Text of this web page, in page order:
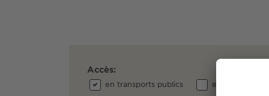
Accès:
en transports publics en voiture